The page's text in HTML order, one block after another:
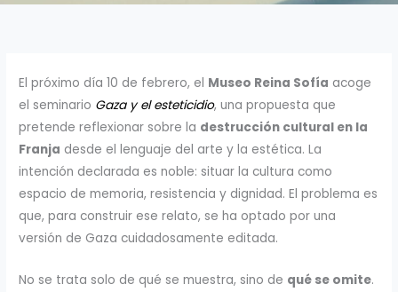
El próximo día 10 de febrero, el Museo Reina Sofía acoge
el seminario Gaza y el esteticidio, una propuesta que
pretende reflexionar sobre la destrucción cultural en la
Franja desde el lenguaje del arte y la estética. La
intención declarada es noble: situar la cultura como
espacio de memoria, resistencia y dignidad. El problema es
que, para construir ese relato, se ha optado por una
versión de Gaza cuidadosamente editada.
No se trata solo de qué se muestra, sino de qué se omite.